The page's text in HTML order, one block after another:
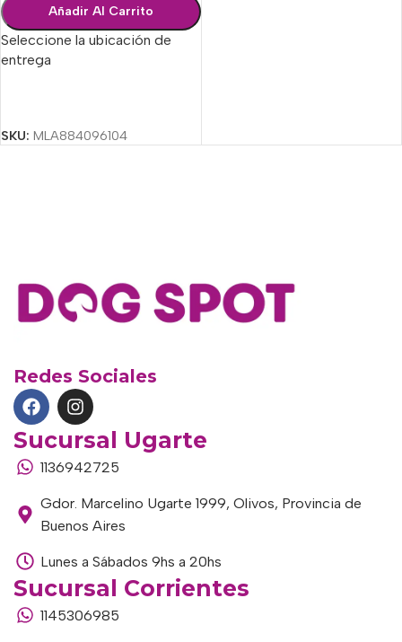
Añadir Al Carrito
Seleccione la ubicación de
entrega
SKU: MLA884096104
Redes Sociales
Sucursal Ugarte
1136942725
Gdor. Marcelino Ugarte 1999, Olivos, Provincia de
Buenos Aires
Lunes a Sábados 9hs a 20hs
Sucursal Corrientes
1145306985